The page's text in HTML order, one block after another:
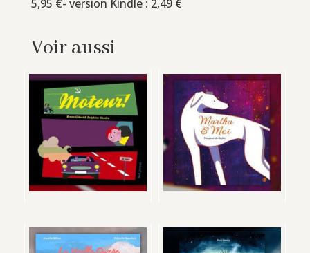
5,95 €- version Kindle : 2,49 €
Voir aussi